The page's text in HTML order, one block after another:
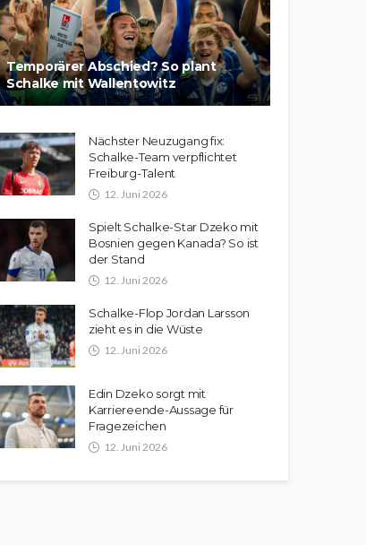
Temporärer Abschied? So plant
Schalke mit Wallentowitz
Nächster Neuzugang fix:
Schalke-Team verpflichtet
Freiburg-Talent
12. Juni 2026
Spielt Schalke-Star Dzeko mit
Bosnien gegen Kanada? So ist
der Stand
12. Juni 2026
Schalke-Flop Jordan Larsson
zieht es in die Wüste
12. Juni 2026
Edin Dzeko sorgt mit
Karriereende-Aussage für
Fragezeichen
12. Juni 2026